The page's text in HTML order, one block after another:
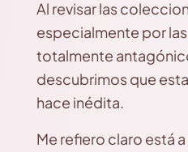
Al revisar las
especialmente por
totalmente
descubrimos que
hace inédita.
Me refiero claro está